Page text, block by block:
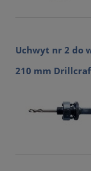
Uchwyt nr 2 do
210 mm